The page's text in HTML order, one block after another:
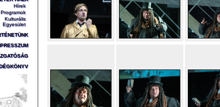
Hírek
Programok
Kulturális
Egyesület